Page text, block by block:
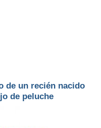
de un recién nacido
de peluche